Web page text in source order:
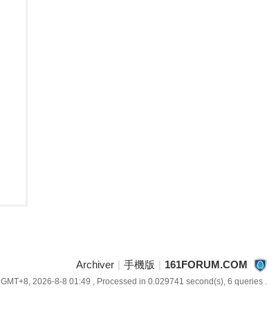
Archiver | 手機版 | 161FORUM.COM
GMT+8, 2026-8-8 01:49 , Processed in 0.029741 second(s), 6 queries .